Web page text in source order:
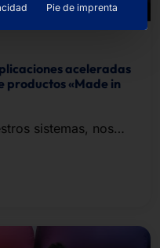
aceleradas
productos «Made in
sistemas, nos
Pie de imprenta